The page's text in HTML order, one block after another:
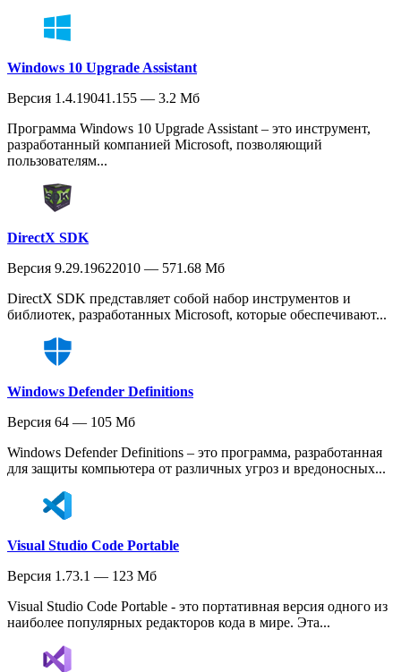
Windows 10 Upgrade Assistant
Версия 1.4.19041.155 — 3.2 Мб
Программа Windows 10 Upgrade Assistant – это инструмент,
разработанный компанией Microsoft, позволяющий
пользователям...
DirectX SDK
Версия 9.29.19622010 — 571.68 Мб
DirectX SDK представляет собой набор инструментов и
библиотек, разработанных Microsoft, которые обеспечивают...
Windows Defender Definitions
Версия 64 — 105 Мб
Windows Defender Definitions – это программа, разработанная
для защиты компьютера от различных угроз и вредоносных...
Visual Studio Code Portable
Версия 1.73.1 — 123 Мб
Visual Studio Code Portable - это портативная версия одного из
наиболее популярных редакторов кода в мире. Эта...